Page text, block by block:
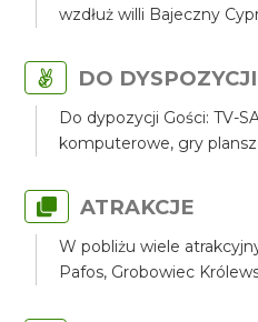
wzdłuż willi Bajeczny
DO
Do dypozycji Gości: TV-
komputerowe, gry
ATRAKCJE
W pobliżu wiele
Pafos, Grobowiec